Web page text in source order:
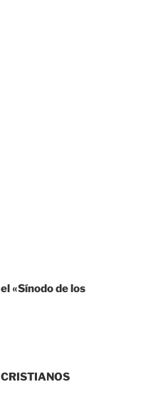
«Sínodo de los